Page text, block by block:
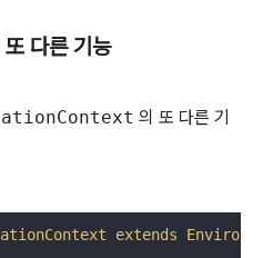
다른 기능
의 또 다른 기
extends